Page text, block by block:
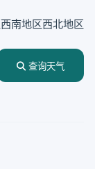
西南地区西北地区
查询天气